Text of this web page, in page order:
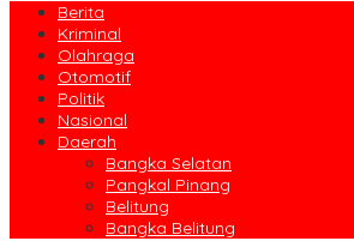
Berita
Kriminal
Olahraga
Otomotif
Politik
Nasional
Daerah
Bangka Selatan
Pangkal Pinang
Belitung
Bangka Belitung